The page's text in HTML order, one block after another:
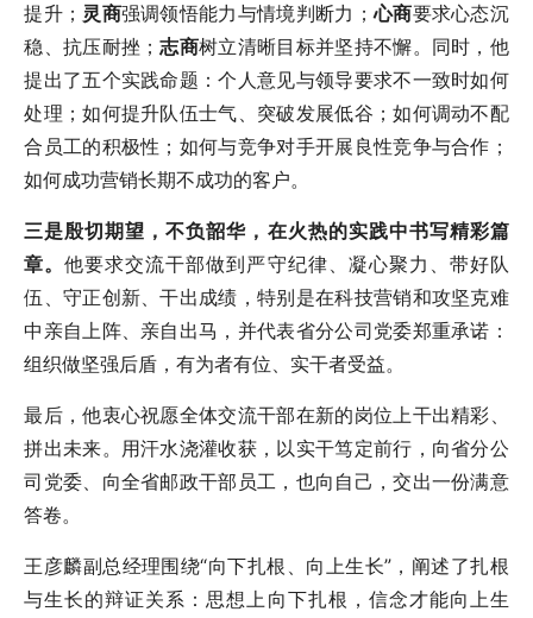
提升； 灵商强调领悟能力与情境判断力；心商要求心态沉
稳、抗压耐挫；志商树立清晰目标并坚持不懈。同时，他
提出了五个实践命题：个人意见与领导要求不一致时如何
处理；如何提升队伍士气、突破发展低谷；如何调动不配
合员工的积极性；如何与竞争对手开展良性竞争与合作；
如何成功营销长期不成功的客户。
三是殷切期望，不负韶华，在火热的实践中书写精彩篇
章。他要求交流干部做到严守纪律、凝心聚力、带好队
伍、守正创新、干出成绩，特别是在科技营销和攻坚克难
中亲自上阵、亲自出马，并代表省分公司党委郑重承诺：
组织做坚强后盾，有为者有位、实干者受益。
最后，他衷心祝愿全体交流干部在新的岗位上干出精彩、
拼出未来。用汗水浇灌收获，以实干笃定前行，向省分公
司党委、向全省邮政干部员工，也向自己，交出一份满意
答卷。
王彦麟副总经理围绕“向下扎根、向上生长”，阐述了扎根
与生长的辩证关系：思想上向下扎根，信念才能向上生